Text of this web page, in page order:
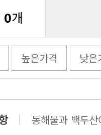
0개
높은가격 낮은
동해물과 백두